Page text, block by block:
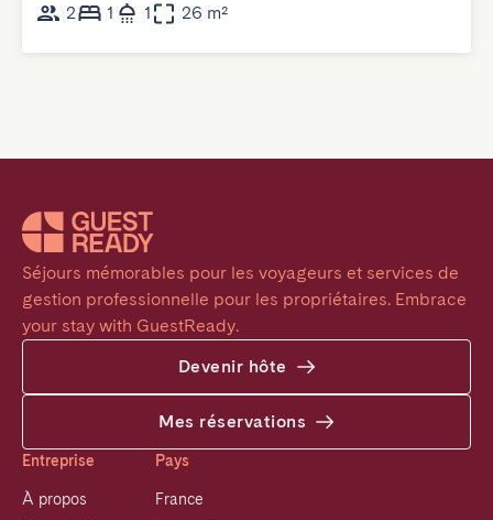
2
1 1 26 m²
Séjours mémorables pour les voyageurs et services de
gestion professionnelle pour les propriétaires. Embrace
your stay with GuestReady.
Devenir hôte
Mes réservations
Entreprise
À propos
Pays
France